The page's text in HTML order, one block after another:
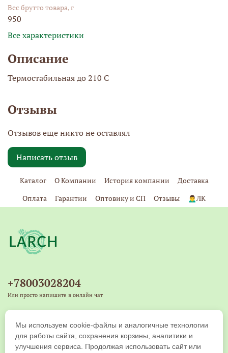
Вес брутто товара, г
950
Все характеристики
Описание
Термостабильная до 210 С
Отзывы
Отзывов еще никто не оставлял
Написать отзыв
Каталог О Компании История компании
Доставка
Оплата
Гарантии Оптовику и СП Отзывы 🙍‍♂️ЛК
+78003028204
Или просто напишите в онлайн чат
+79539271917
Copyright © 2019-2026 ООО "ЛАРЧ КОМПАНИ". Все права защищены
Мы используем cookie-файлы и аналогичные технологии
для работы сайта, сохранения корзины, аналитики и
улучшения сервиса. Продолжая использовать сайт или